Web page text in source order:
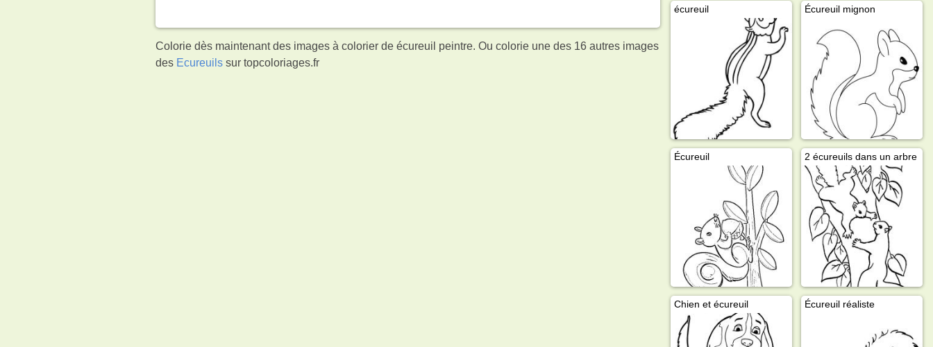
Colorie dès maintenant des images à colorier de écureuil peintre. Ou colorie une des 16 autres images
des Ecureuils sur topcoloriages.fr
écureuil Écureuil mignon
Écureuil 2 écureuils dans un arbre
Chien et écureuil Écureuil réaliste